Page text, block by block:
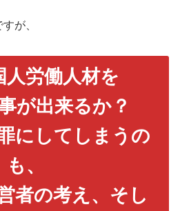
が、
人労働人材を
が出来るか？
にしてしまうの
も、
者の考え、そし